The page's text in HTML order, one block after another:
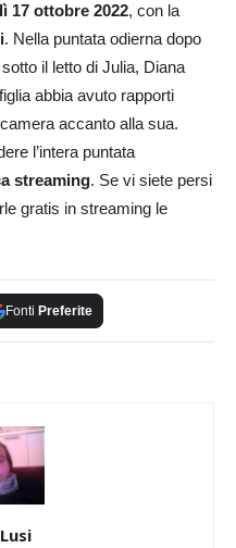
17 ottobre 2022, con la
. Nella puntata odierna dopo
il letto di Julia, Diana
abbia avuto rapporti
accanto alla sua.
l’intera puntata
streaming. Se vi siete persi
gratis in streaming le
Fonti Preferite